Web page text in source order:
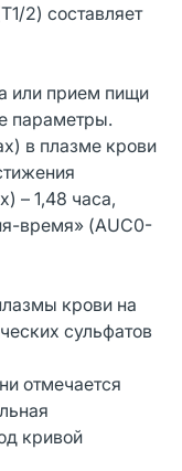
2) составляет
или прием пищи
параметры.
в плазме крови
– 1,48 часа,
время» (AUC0-
крови на
сульфатов
отмечается
кривой